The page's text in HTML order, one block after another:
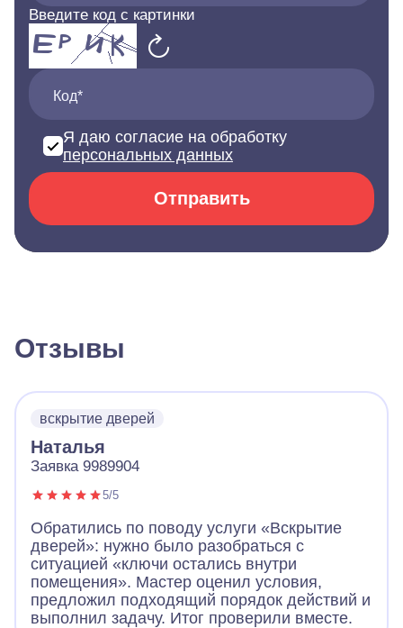
Введите код с картинки
Код*
Я даю согласие на обработку
персональных данных
Отправить
Отзывы
вскрытие дверей
Наталья
Заявка 9989904
5/5
Обратились по поводу услуги «Вскрытие
дверей»: нужно было разобраться с
ситуацией «ключи остались внутри
помещения». Мастер оценил условия,
предложил подходящий порядок действий и
выполнил задачу. Итог проверили вместе.